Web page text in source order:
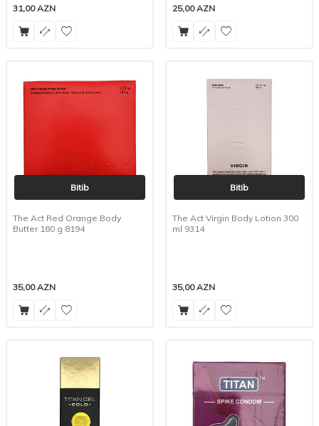
31,00AZN 25,00AZN
Bitib
The Act Red Orange Body
Butter 180 g 8194
35,00AZN
Bitib
The Act Virgin Body Lotion 300
ml 9314
35,00AZN